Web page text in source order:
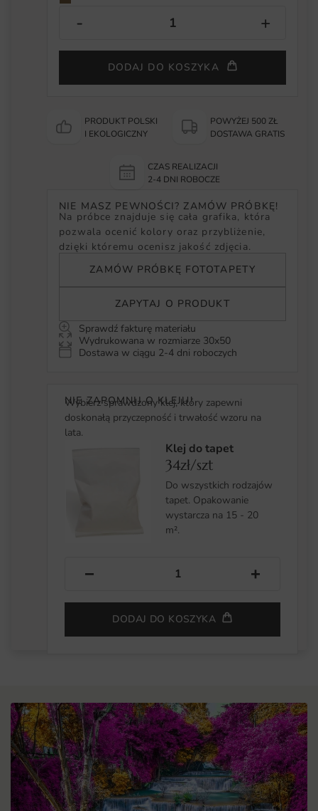
DODAJ DO KOSZYKA
PRODUKT POLSKI
I EKOLOGICZNY
POWYŻEJ 500 ZŁ
DOSTAWA GRATIS
CZAS REALIZACJI
2-4 DNI ROBOCZE
NIE MASZ PEWNOŚCI? ZAMÓW PRÓBKĘ!
Na próbce znajduje się cała grafika, która
pozwala ocenić kolory oraz przybliżenie,
dzięki któremu ocenisz jakość zdjęcia.
ZAMÓW PRÓBKĘ FOTOTAPETY
ZAPYTAJ O PRODUKT
Sprawdź fakturę materiału
Wydrukowana w rozmiarze 30x50
Dostawa w ciągu 2-4 dni roboczych
NIE ZAPOMNIJ O KLEJU!
Wybierz sprawdzony klej, który zapewni
doskonałą przyczepność i trwałość wzoru na
lata.
Klej do tapet
34zł/szt
Do wszystkich rodzajów
tapet. Opakowanie
wystarcza na 15 - 20
m².
− +
DODAJ DO KOSZYKA